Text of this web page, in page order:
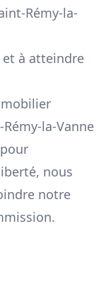
Rémy-la-
à atteindre
Rémy-la-Vanne
nous
notre